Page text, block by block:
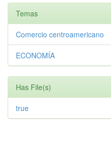
Temas
Comercio centroamericano
ECONOMÍA
Has File(s)
true